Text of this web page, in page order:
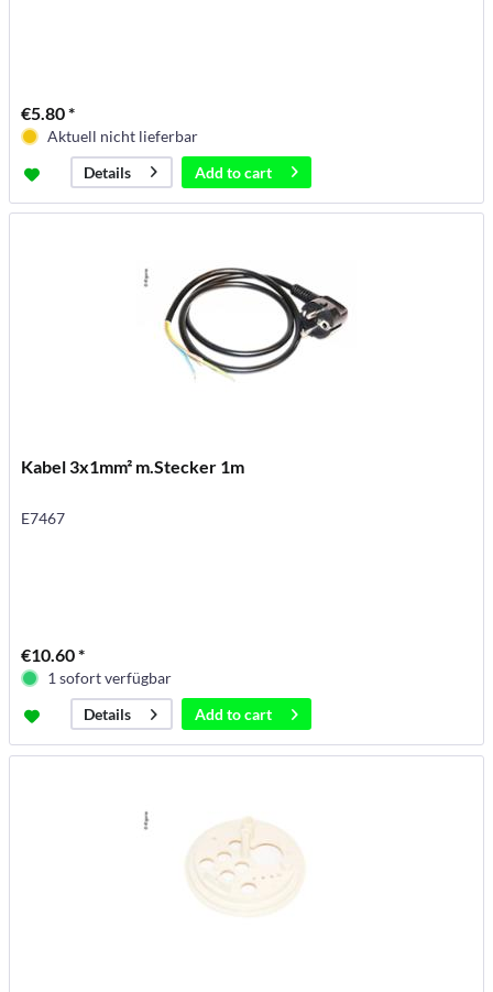
€5.80 *
Aktuell nicht lieferbar
Details
Add tocart
Kabel 3x1mm² m.Stecker 1m
E7467
€10.60 *
1 sofort verfügbar
Details
Add tocart